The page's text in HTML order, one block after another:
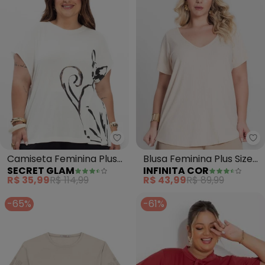
Secret Glam - Camiseta
Camiseta Feminina Plus
Size (Bege)
SECRET GLAM
R$ 35,99R$ 114,99
Blusa Feminina Plus Size
(Bege)
INFINITA COR
R$ 43,99R$ 89,99
-65%
-61%